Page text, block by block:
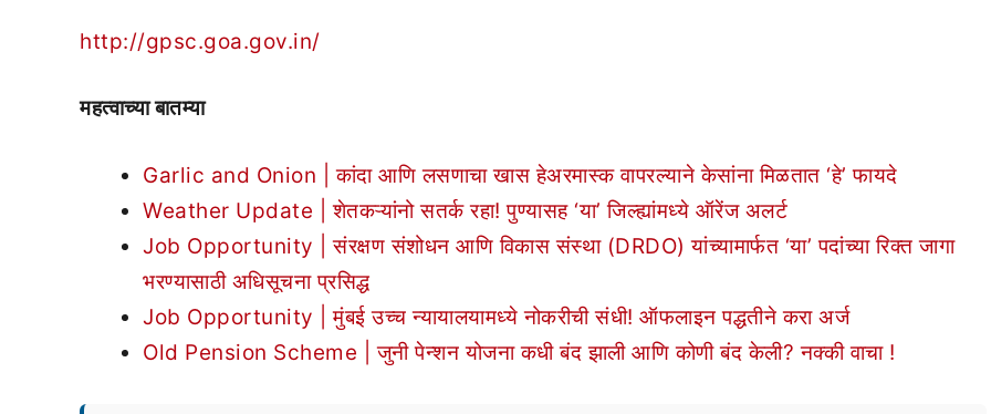
http://gpsc.goa.gov.in/
महत्वाच्या बातम्या
Garlic and Onion | कांदा आणि लसणाचा खास हेअरमास्क वापरल्याने केसांना मिळतात ‘हे’ फायदे
Weather Update | शेतकऱ्यांनो सतर्क रहा! पुण्यासह ‘या’ जिल्ह्यांमध्ये ऑरेंज अलर्ट
Job Opportunity | संरक्षण संशोधन आणि विकास संस्था (DRDO) यांच्यामार्फत ‘या’ पदांच्या रिक्त जागा
भरण्यासाठी अधिसूचना प्रसिद्ध
Job Opportunity | मुंबई उच्च न्यायालयामध्ये नोकरीची संधी! ऑफलाइन पद्धतीने करा अर्ज
Old Pension Scheme | जुनी पेन्शन योजना कधी बंद झाली आणि कोणी बंद केली? नक्की वाचा !